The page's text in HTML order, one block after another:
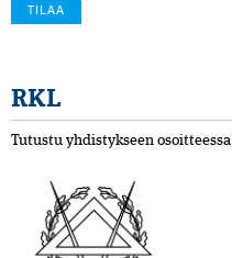
RKL
Tutustu yhdistykseen osoitteessa